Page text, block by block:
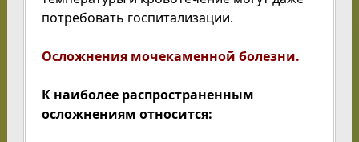
потребовать госпитализации.
Осложнения мочекаменной болезни.
К наиболее распространенным
осложнениям относится: